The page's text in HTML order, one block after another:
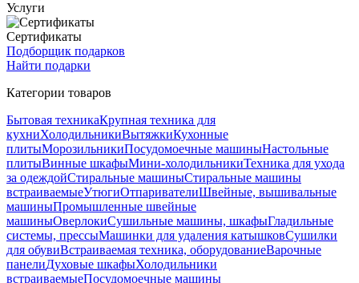
Услуги
Сертификаты
Подборщик подарков
Найти подарки
Категории товаров
Бытовая техникаКрупная техника для
кухниХолодильникиВытяжкиКухонные
плитыМорозильникиПосудомоечные машиныНастольные
плитыВинные шкафыМини-холодильникиТехника для ухода
за одеждойСтиральные машиныСтиральные машины
встраиваемыеУтюгиОтпаривателиШвейные, вышивальные
машиныПромышленные швейные
машиныОверлокиСушильные машины, шкафыГладильные
системы, прессыМашинки для удаления катышковСушилки
для обувиВстраиваемая техника, оборудованиеВарочные
панелиДуховые шкафыХолодильники
встраиваемыеПосудомоечные машины